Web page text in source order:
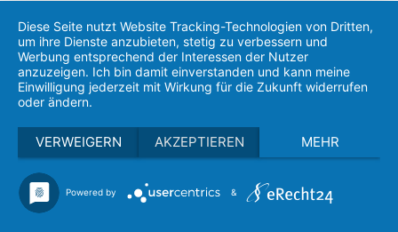
Geschirrverleih
Gemeindemobil
Rathaus
Aktuelles
Amtliche Bekanntmachungen
Gemeinderat
Stellenanzeigen
Zahlen, Daten & Fakten
Entwicklungskonzepte
Bauen
Diese Seite nutzt Website Tracking-Technologien von Dritten,
um ihre Dienste anzubieten, stetig zu verbessern und
Werbung entsprechend der Interessen der Nutzer
anzuzeigen. Ich bin damit einverstanden und kann meine
Einwilligung jederzeit mit Wirkung für die Zukunft widerrufen
oder ändern.
VERWEIGERN AKZEPTIEREN MEHR
Powered by &